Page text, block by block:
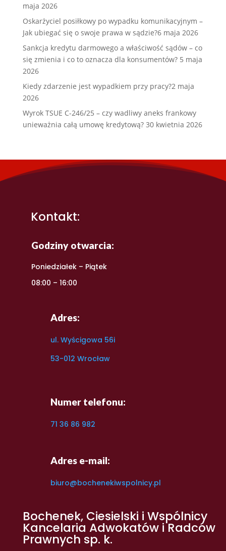
maja 2026
Oskarżyciel posiłkowy po wypadku komunikacyjnym –
Jak ubiegać się o swoje prawa w sądzie?6 maja 2026
Sankcja kredytu darmowego a właściwość sądów – co
się zmienia i co to oznacza dla konsumentów? 5 maja
2026
Kiedy zdarzenie jest wypadkiem przy pracy?2 maja
2026
Wyrok TSUE C-246/25 – czy wadliwy aneks frankowy
unieważnia całą umowę kredytową? 30 kwietnia 2026
Kontakt:
Godziny otwarcia:
Poniedziałek – Piątek
08:00 – 16:00
Adres:
ul. Wyścigowa 56i
53-012 Wrocław
Numer telefonu:
71 36 86 982
Adres e-mail:
biuro@bochenekiwspolnicy.pl
Bochenek, Ciesielski i Wspólnicy
Kancelaria Adwokatów i Radców
Prawnych sp. k.